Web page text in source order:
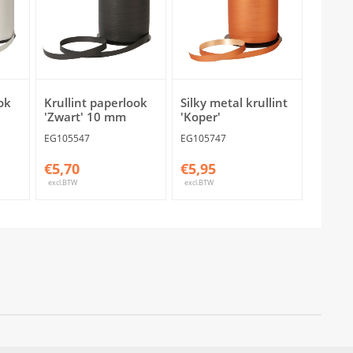
Krullint paperlook
'Zwart' 10 mm
EG105547
€5,70
excl.BTW
Silky metal krullint
'Koper'
EG105747
€5,95
excl.BTW